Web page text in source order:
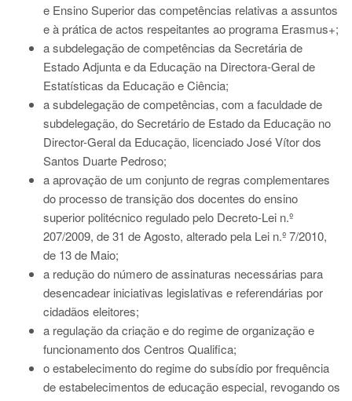
e Ensino Superior das competências relativas a assuntos
e à prática de actos respeitantes ao programa Erasmus+;
a subdelegação de competências da Secretária de
Estado Adjunta e da Educação na Directora-Geral de
Estatísticas da Educação e Ciência;
a subdelegação de competências, com a faculdade de
subdelegação, do Secretário de Estado da Educação no
Director-Geral da Educação, licenciado José Vítor dos
Santos Duarte Pedroso;
a aprovação de um conjunto de regras complementares
do processo de transição dos docentes do ensino
superior politécnico regulado pelo Decreto-Lei n.º
207/2009, de 31 de Agosto, alterado pela Lei n.º 7/2010,
de 13 de Maio;
a redução do número de assinaturas necessárias para
desencadear iniciativas legislativas e referendárias por
cidadãos eleitores;
a regulação da criação e do regime de organização e
funcionamento dos Centros Qualifica;
o estabelecimento do regime do subsídio por frequência
de estabelecimentos de educação especial, revogando os